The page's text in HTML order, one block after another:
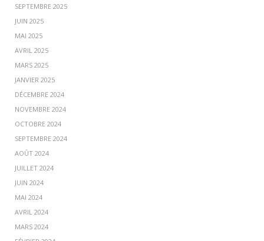
SEPTEMBRE 2025
JUIN 2025
MAI 2025
AVRIL 2025
MARS 2025
JANVIER 2025
DÉCEMBRE 2024
NOVEMBRE 2024
OCTOBRE 2024
SEPTEMBRE 2024
AOÛT 2024
JUILLET 2024
JUIN 2024
MAI 2024
AVRIL 2024
MARS 2024